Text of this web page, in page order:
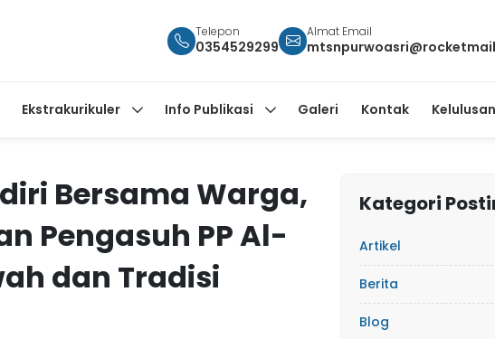
Telepon
0354529299
Almat Email
Ekstrakurikuler Info Publikasi Galeri Kontak Kelulusan
Bersama Warga,
Pengasuh PP Al-
dan Tradisi
Kategori
Artikel
Berita
Blog